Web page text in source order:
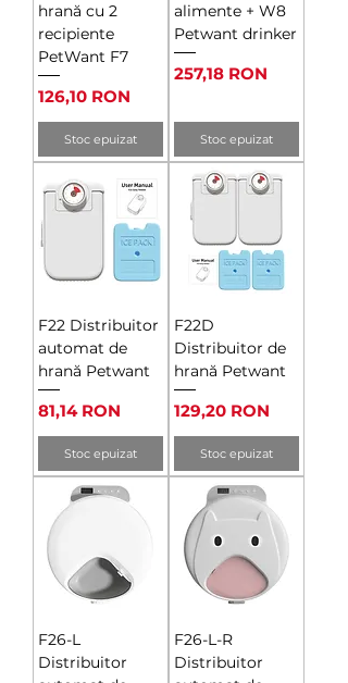
hrană cu 2
recipiente
PetWant F7
Preț
126,10 RON
Stoc epuizat
alimente + W8
Petwant drinker
Preț
257,18 RON
Stoc epuizat
F22 Distribuitor
automat de
hrană Petwant
Preț
81,14 RON
Stoc epuizat
F22D
Distribuitor de
hrană Petwant
Preț
129,20 RON
Stoc epuizat
F26-L
Distribuitor
F26-L-R
Distribuitor